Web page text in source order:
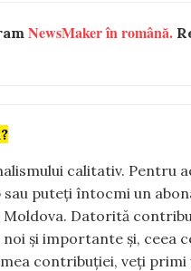
NewsMaker în română.
calitativ.
puteți întocmi un
Datorită
și importante și, ceea
contribuției, veți